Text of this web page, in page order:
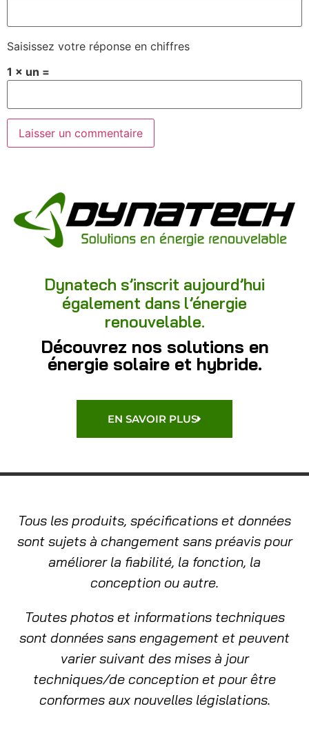
Saisissez votre réponse en chiffres
1 × un =
Dynatech s’inscrit aujourd’hui
également dans l’énergie
renouvelable.
Découvrez nos solutions en
énergie solaire et hybride.
EN SAVOIR PLUS
Tous les produits, spécifications et données
sont sujets à changement sans préavis pour
améliorer la fiabilité, la fonction, la
conception ou autre.
Toutes photos et informations techniques
sont données sans engagement et peuvent
varier suivant des mises à jour
techniques/de conception et pour être
conformes aux nouvelles législations.